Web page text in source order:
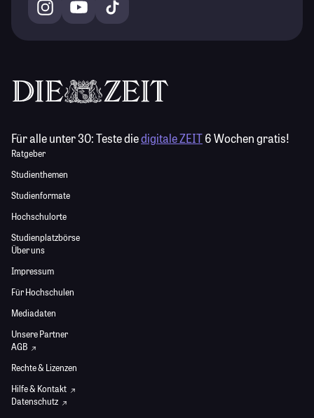
Für alle unter 30:Teste diedigitale ZEIT6 Wochen gratis!
Ratgeber
Studienthemen
Studienformate
Hochschulorte
Studienplatzbörse
Über uns
Impressum
Für Hochschulen
Mediadaten
Unsere Partner
AGB
Rechte & Lizenzen
Hilfe & Kontakt
Datenschutz